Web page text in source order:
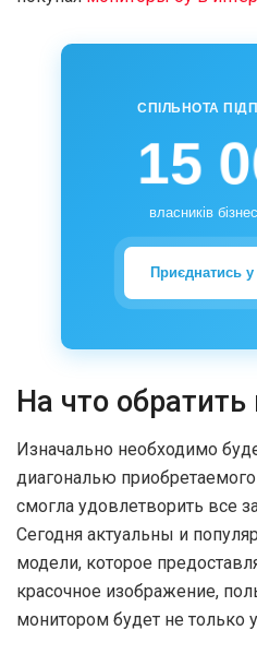
СПІЛЬНОТА
15
власників
Приєднатись
На что
Изначально необходимо
диагональю
смогла удовлетворить все
Сегодня актуальны и
модели, которое
красочное изображение,
монитором будет не только